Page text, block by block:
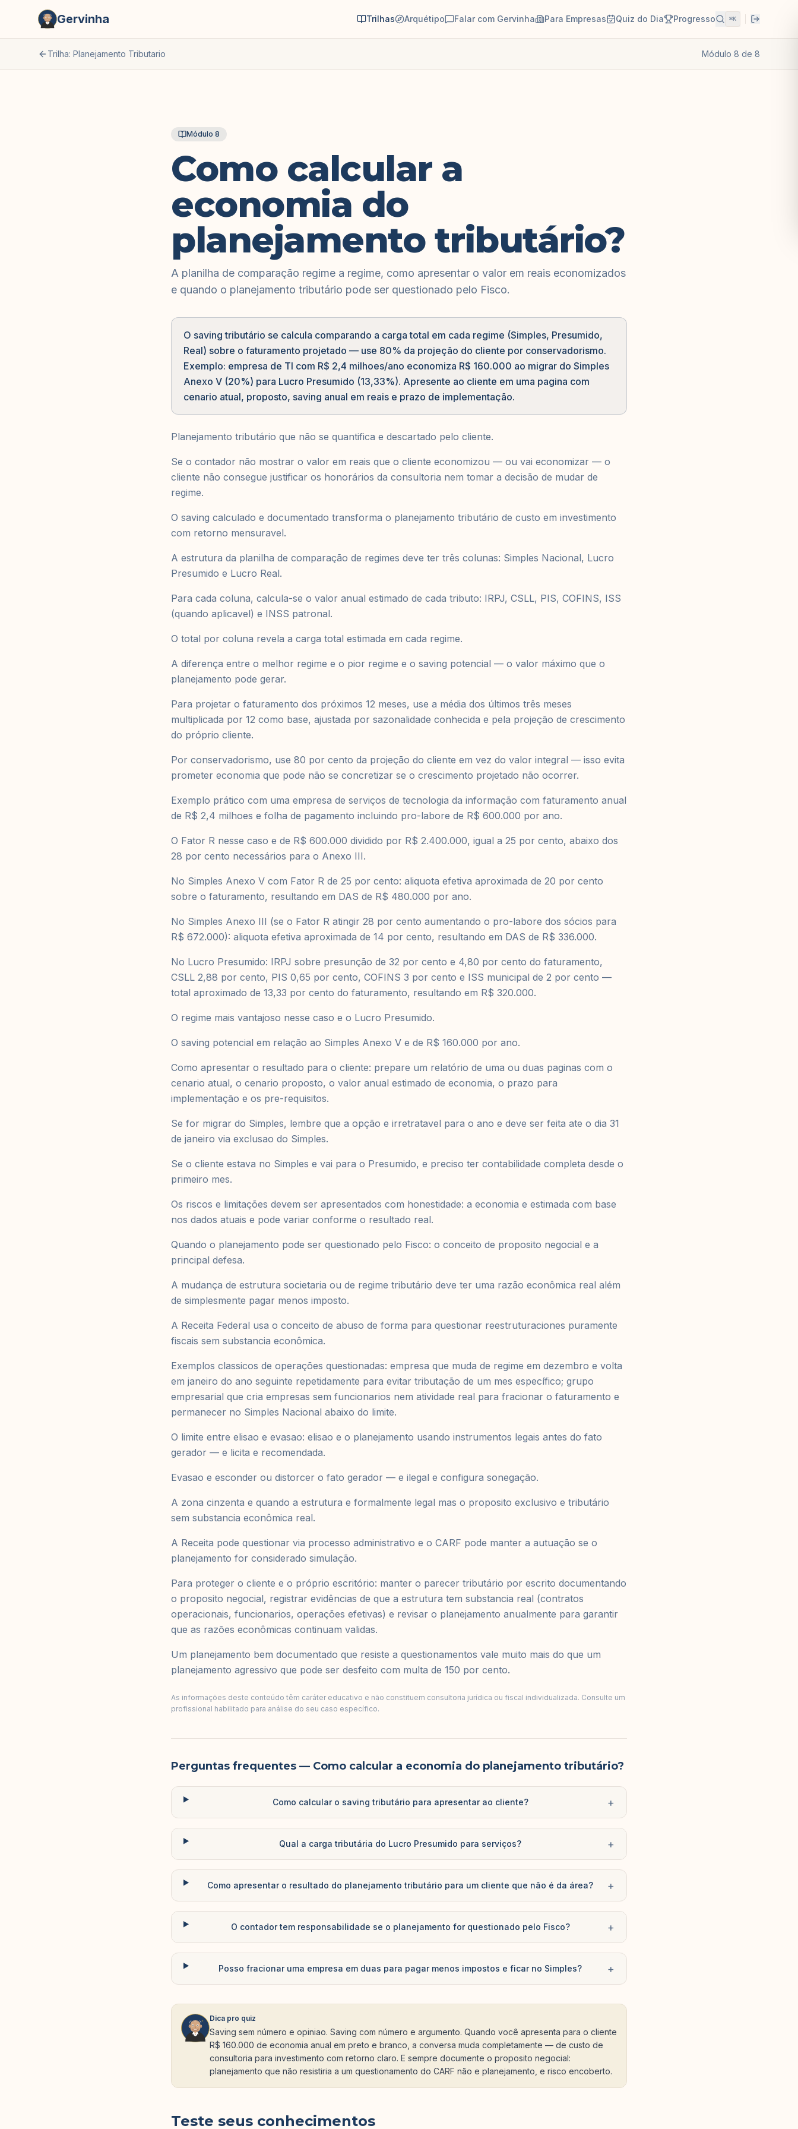
Gervinha Trilhas Arquétipo Falar com Gervinha Para Empresas Quiz do Dia Progresso ⌘K
Trilha: Planejamento Tributario Módulo 8 de 8
Módulo 8
Como calcular a
economia do
planejamento tributário?
A planilha de comparação regime a regime, como apresentar o valor em reais economizados
e quando o planejamento tributário pode ser questionado pelo Fisco.
O saving tributário se calcula comparando a carga total em cada regime (Simples, Presumido,
Real) sobre o faturamento projetado — use 80% da projeção do cliente por conservadorismo.
Exemplo: empresa de TI com R$ 2,4 milhoes/ano economiza R$ 160.000 ao migrar do Simples
Anexo V (20%) para Lucro Presumido (13,33%). Apresente ao cliente em uma pagina com
cenario atual, proposto, saving anual em reais e prazo de implementação.
Planejamento tributário que não se quantifica e descartado pelo cliente.
Se o contador não mostrar o valor em reais que o cliente economizou — ou vai economizar — o
cliente não consegue justificar os honorários da consultoria nem tomar a decisão de mudar de
regime.
O saving calculado e documentado transforma o planejamento tributário de custo em investimento
com retorno mensuravel.
A estrutura da planilha de comparação de regimes deve ter três colunas: Simples Nacional, Lucro
Presumido e Lucro Real.
Para cada coluna, calcula-se o valor anual estimado de cada tributo: IRPJ, CSLL, PIS, COFINS, ISS
(quando aplicavel) e INSS patronal.
O total por coluna revela a carga total estimada em cada regime.
A diferença entre o melhor regime e o pior regime e o saving potencial — o valor máximo que o
planejamento pode gerar.
Para projetar o faturamento dos próximos 12 meses, use a média dos últimos três meses
multiplicada por 12 como base, ajustada por sazonalidade conhecida e pela projeção de crescimento
do próprio cliente.
Por conservadorismo, use 80 por cento da projeção do cliente em vez do valor integral — isso evita
prometer economia que pode não se concretizar se o crescimento projetado não ocorrer.
Exemplo prático com uma empresa de serviços de tecnologia da informação com faturamento anual
de R$ 2,4 milhoes e folha de pagamento incluindo pro-labore de R$ 600.000 por ano.
O Fator R nesse caso e de R$ 600.000 dividido por R$ 2.400.000, igual a 25 por cento, abaixo dos
28 por cento necessários para o Anexo III.
No Simples Anexo V com Fator R de 25 por cento: aliquota efetiva aproximada de 20 por cento
sobre o faturamento, resultando em DAS de R$ 480.000 por ano.
No Simples Anexo III (se o Fator R atingir 28 por cento aumentando o pro-labore dos sócios para
R$ 672.000): aliquota efetiva aproximada de 14 por cento, resultando em DAS de R$ 336.000.
No Lucro Presumido: IRPJ sobre presunção de 32 por cento e 4,80 por cento do faturamento,
CSLL 2,88 por cento, PIS 0,65 por cento, COFINS 3 por cento e ISS municipal de 2 por cento —
total aproximado de 13,33 por cento do faturamento, resultando em R$ 320.000.
O regime mais vantajoso nesse caso e o Lucro Presumido.
O saving potencial em relação ao Simples Anexo V e de R$ 160.000 por ano.
Como apresentar o resultado para o cliente: prepare um relatório de uma ou duas paginas com o
cenario atual, o cenario proposto, o valor anual estimado de economia, o prazo para
implementação e os pre-requisitos.
Se for migrar do Simples, lembre que a opção e irretratavel para o ano e deve ser feita ate o dia 31
de janeiro via exclusao do Simples.
Se o cliente estava no Simples e vai para o Presumido, e preciso ter contabilidade completa desde o
primeiro mes.
Os riscos e limitações devem ser apresentados com honestidade: a economia e estimada com base
nos dados atuais e pode variar conforme o resultado real.
Quando o planejamento pode ser questionado pelo Fisco: o conceito de proposito negocial e a
principal defesa.
A mudança de estrutura societaria ou de regime tributário deve ter uma razão econômica real além
de simplesmente pagar menos imposto.
A Receita Federal usa o conceito de abuso de forma para questionar reestruturaciones puramente
fiscais sem substancia econômica.
Exemplos classicos de operações questionadas: empresa que muda de regime em dezembro e volta
em janeiro do ano seguinte repetidamente para evitar tributação de um mes específico; grupo
empresarial que cria empresas sem funcionarios nem atividade real para fracionar o faturamento e
permanecer no Simples Nacional abaixo do limite.
O limite entre elisao e evasao: elisao e o planejamento usando instrumentos legais antes do fato
gerador — e licita e recomendada.
Evasao e esconder ou distorcer o fato gerador — e ilegal e configura sonegação.
A zona cinzenta e quando a estrutura e formalmente legal mas o proposito exclusivo e tributário
sem substancia econômica real.
A Receita pode questionar via processo administrativo e o CARF pode manter a autuação se o
planejamento for considerado simulação.
Para proteger o cliente e o próprio escritório: manter o parecer tributário por escrito documentando
o proposito negocial, registrar evidências de que a estrutura tem substancia real (contratos
operacionais, funcionarios, operações efetivas) e revisar o planejamento anualmente para garantir
que as razões econômicas continuam validas.
Um planejamento bem documentado que resiste a questionamentos vale muito mais do que um
planejamento agressivo que pode ser desfeito com multa de 150 por cento.
As informações deste conteúdo têm caráter educativo e não constituem consultoria jurídica ou fiscal individualizada. Consulte um
profissional habilitado para análise do seu caso específico.
Perguntas frequentes — Como calcular a economia do planejamento tributário?
Como calcular o saving tributário para apresentar ao cliente? +
Qual a carga tributária do Lucro Presumido para serviços? +
Como apresentar o resultado do planejamento tributário para um cliente que não é da área? +
O contador tem responsabilidade se o planejamento for questionado pelo Fisco? +
Posso fracionar uma empresa em duas para pagar menos impostos e ficar no Simples? +
Dica pro quiz
Saving sem número e opiniao. Saving com número e argumento. Quando você apresenta para o cliente
R$ 160.000 de economia anual em preto e branco, a conversa muda completamente — de custo de
consultoria para investimento com retorno claro. E sempre documente o proposito negocial:
planejamento que não resistiria a um questionamento do CARF não e planejamento, e risco encoberto.
Teste seus conhecimentos